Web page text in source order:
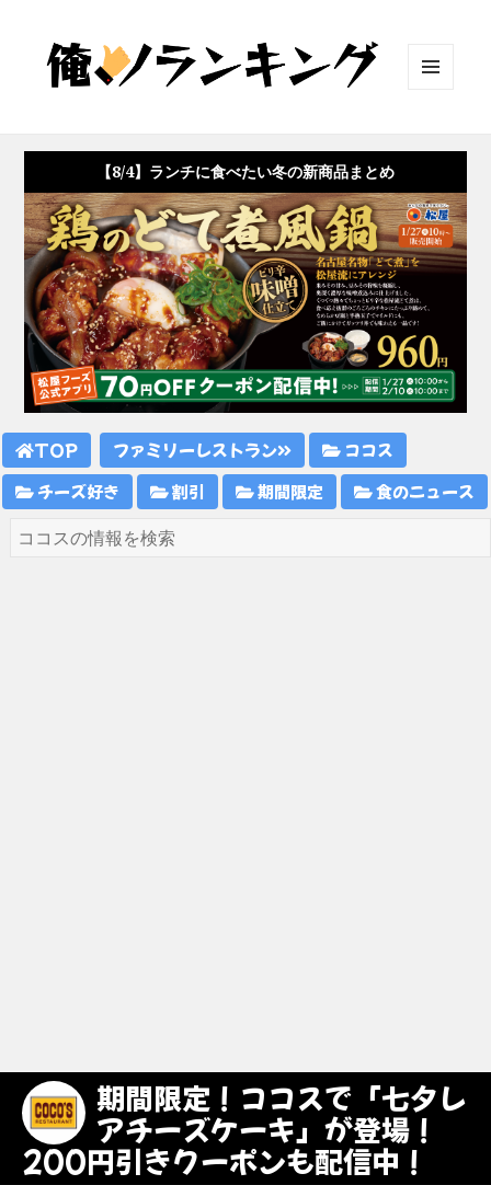
ット
【8/4】ランチに食べたい冬の新商品まとめ
TOP ファミリーレストラン
ココス
チーズ好き
割引 期間限定 食のニュース
期間限定！ココスで「七夕レ
アチーズケーキ」が登場！
200円引きクーポンも配信中！